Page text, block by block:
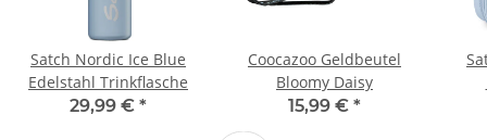
Satch Nordic Ice Blue
Edelstahl Trinkflasche
29,99 € *
Coocazoo Geldbeutel
Bloomy Daisy
15,99 € *